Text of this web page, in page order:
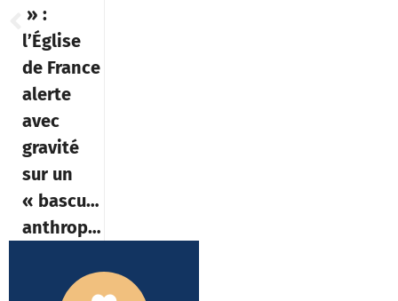
» :
l’Église
de France
alerte
avec
gravité
sur un
« basculement
anthropologique »